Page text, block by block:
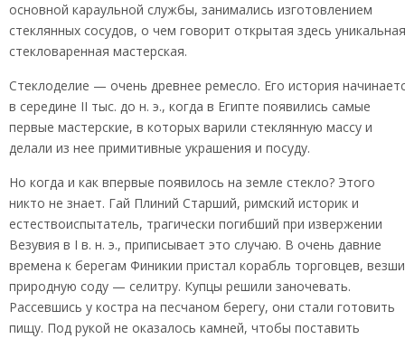
основной караульной службы, занимались изготовлением
стеклянных сосудов, о чем говорит открытая здесь уникальная
стекловаренная мастерская.
Стеклоделие — очень древнее ремесло. Его история
в середине II тыс. до н. э., когда в Египте появились самые
первые мастерские, в которых варили стеклянную массу и
делали из нее примитивные украшения и посуду.
Но когда и как впервые появилось на земле стекло? Этого
никто не знает. Гай Плиний Старший, римский историк и
естествоиспытатель, трагически погибший при извержении
Везувия в I в. н. э., приписывает это случаю. В очень давние
времена к берегам Финикии пристал корабль торговцев,
природную соду — селитру. Купцы решили заночевать.
Рассевшись у костра на песчаном берегу, они стали готовить
пищу. Под рукой не оказалось камней, чтобы поставить